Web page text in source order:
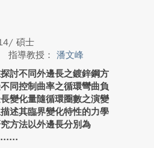
碩士
指導教授： 潘文峰
討不同外邊長之鍍鋅鋼方
同控制曲率之循環彎曲負
變化量隨循環圈數之演變
述其臨界變化特性的力學
方法以外邊長分別為